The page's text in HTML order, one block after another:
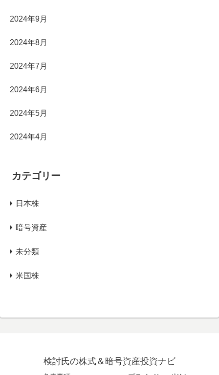
2024年9月
2024年8月
2024年7月
2024年6月
2024年5月
2024年4月
カテゴリー
日本株
暗号資産
未分類
米国株
検討氏の株式＆暗号資産投資ナビ